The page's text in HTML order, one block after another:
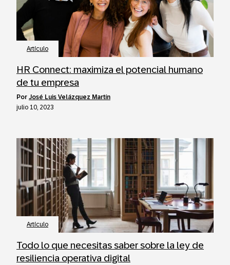
Artículo
HR Connect: maximiza el potencial humano
de tu empresa
por José Luis Velázquez Martín
julio 10, 2023
Artículo
Todo lo que necesitas saber sobre la ley de
resiliencia operativa digital